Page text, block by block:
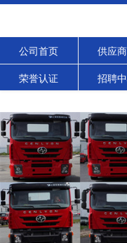
公司首页 供应
荣誉认证 招聘